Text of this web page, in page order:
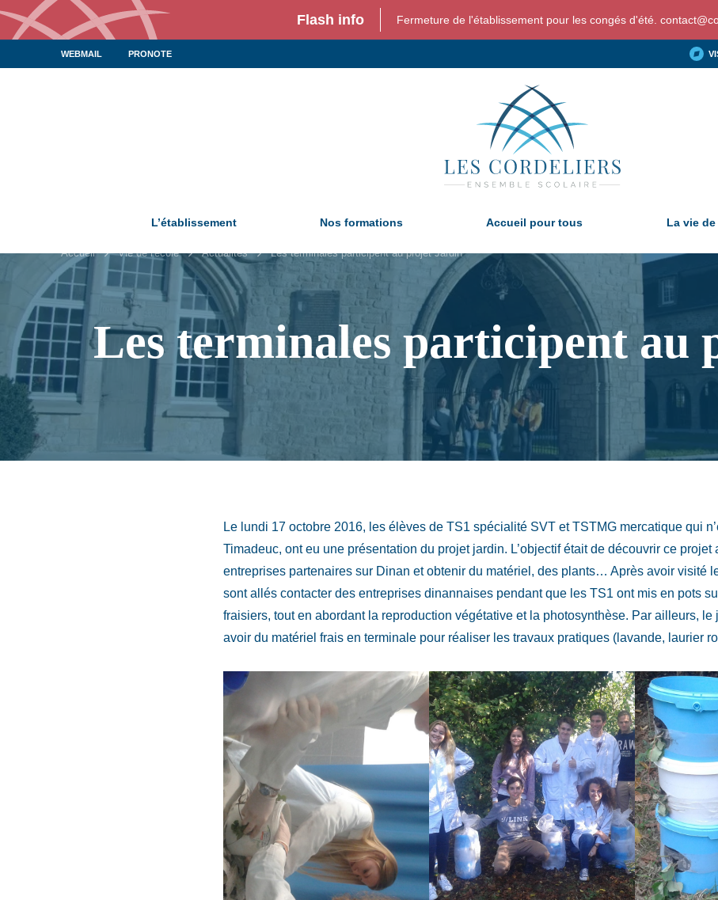
Flash info Fermeture de l'établissement pour les congés d'été.
WEBMAIL PRONOTE
L’établissement Nos formations Accueil pour tous La vie
Accueil Vie de l'école Actualités Les terminales participent au projet Jardin
Les terminales participent au
Le lundi 17 octobre 2016, les élèves de TS1 spécialité SVT et TSTMG mercatique qui
Timadeuc, ont eu une présentation du projet jardin. L’objectif était de découvrir ce projet
entreprises partenaires sur Dinan et obtenir du matériel, des plants… Après avoir visité
sont allés contacter des entreprises dinannaises pendant que les TS1 ont mis en pots
fraisiers, tout en abordant la reproduction végétative et la photosynthèse. Par ailleurs, le
avoir du matériel frais en terminale pour réaliser les travaux pratiques (lavande, laurier